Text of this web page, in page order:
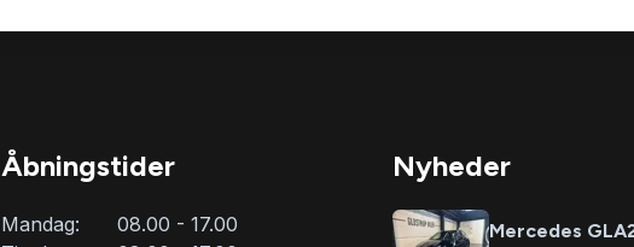
Åbningstider
Mandag:
08.00 - 17.00
Nyheder
Mercedes